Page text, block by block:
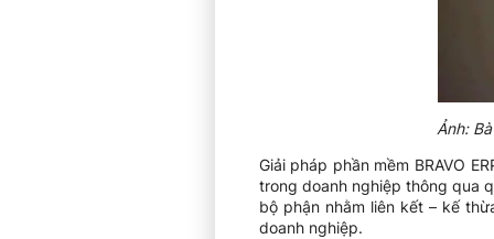
Ảnh:
Giải pháp phần mềm BRAVO
trong doanh nghiệp thông qua
bộ phận nhằm liên kết – kế
doanh nghiệp.